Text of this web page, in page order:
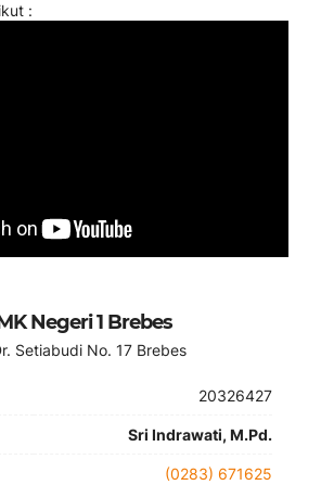
:
Negeri 1 Brebes
Setiabudi No. 17 Brebes
20326427
Sri Indrawati, M.Pd.
(0283) 671625